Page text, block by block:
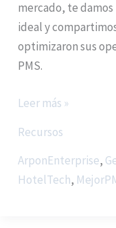
mercado, te
ideal y
optimizaron sus
PMS.
Leer más »
Recursos
ArponEnterprise,
HotelTech,